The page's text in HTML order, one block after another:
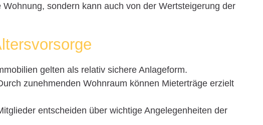
sondern kann auch von der Wertsteigerung der
gelten als relativ sichere Anlageform.
zunehmenden Wohnraum können Mieterträge erzielt
entscheiden über wichtige Angelegenheiten der